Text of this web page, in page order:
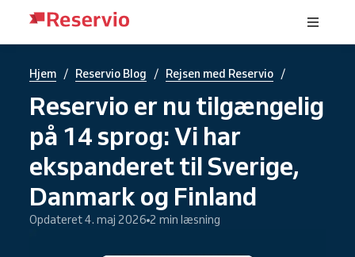
Hjem / Reservio Blog / Rejsen med Reservio /
Reservio er nu tilgængelig
på 14 sprog: Vi har
ekspanderet til Sverige,
Danmark og Finland
Opdateret 4. maj 2026 2 min læsning